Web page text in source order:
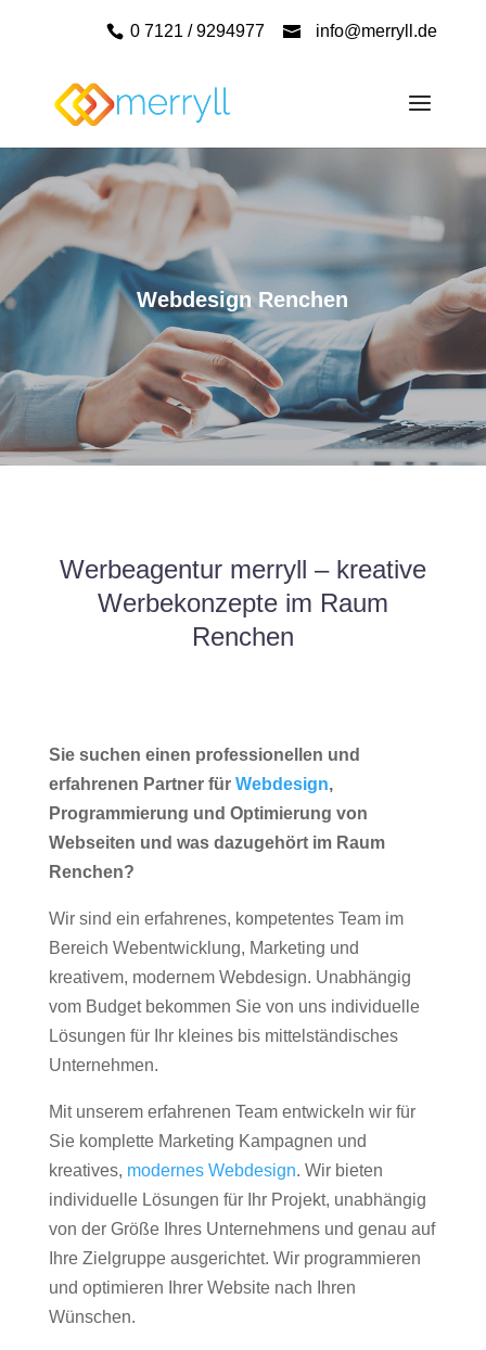
0 7121 / 9294977 info@merryll.de
Webdesign Renchen
Werbeagentur merryll – kreative
Werbekonzepte im Raum
Renchen
Sie suchen einen professionellen und
erfahrenen Partner für Webdesign,
Programmierung und Optimierung von
Webseiten und was dazugehört im Raum
Renchen?
Wir sind ein erfahrenes, kompetentes Team im
Bereich Webentwicklung, Marketing und
kreativem, modernem Webdesign. Unabhängig
vom Budget bekommen Sie von uns individuelle
Lösungen für Ihr kleines bis mittelständisches
Unternehmen.
Mit unserem erfahrenen Team entwickeln wir für
Sie komplette Marketing Kampagnen und
kreatives, modernes Webdesign. Wir bieten
individuelle Lösungen für Ihr Projekt, unabhängig
von der Größe Ihres Unternehmens und genau auf
Ihre Zielgruppe ausgerichtet. Wir programmieren
und optimieren Ihrer Website nach Ihren
Wünschen.